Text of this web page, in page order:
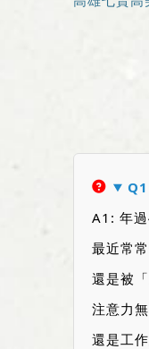
A1: 年
最近常
還是被
注意力
還是工